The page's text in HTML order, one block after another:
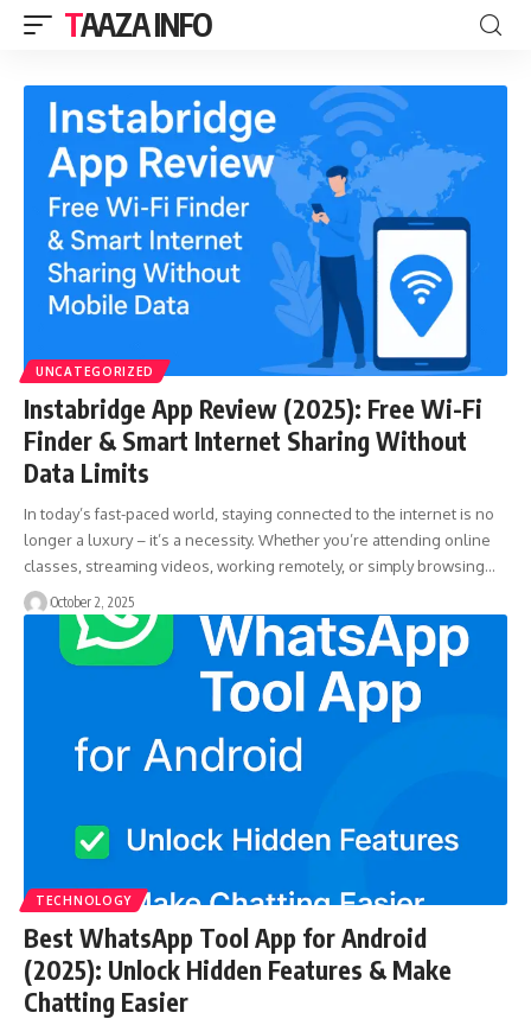
TAAZA INFO
UNCATEGORIZED
Instabridge App Review (2025): Free Wi-Fi
Finder & Smart Internet Sharing Without
Data Limits
In today’s fast-paced world, staying connected to the internet is no
longer a luxury – it’s a necessity. Whether you’re attending online
classes, streaming videos, working remotely, or simply browsing…
October 2, 2025
TECHNOLOGY
Best WhatsApp Tool App for Android
(2025): Unlock Hidden Features & Make
Chatting Easier